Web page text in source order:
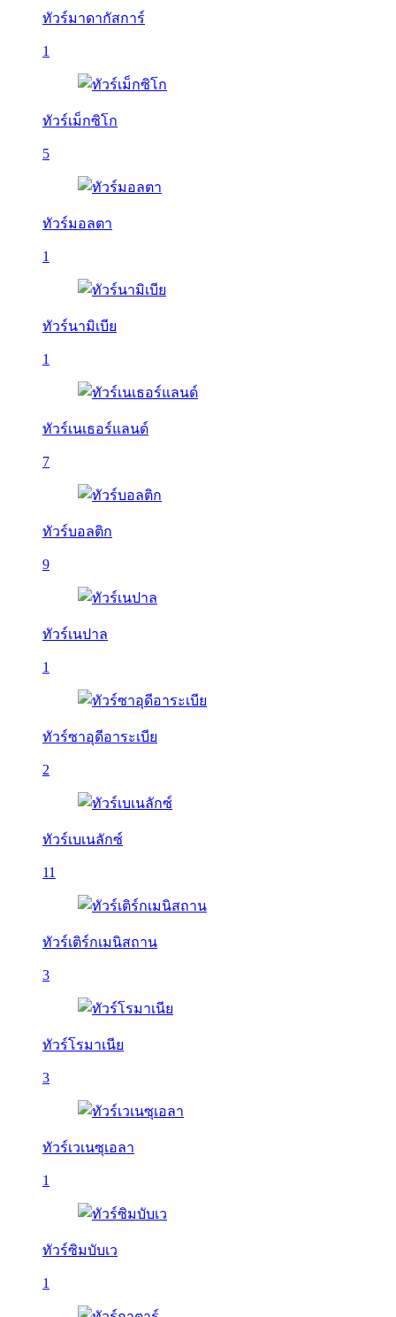
ทัวร์มาดากัสการ์
1
ทัวร์เม็กซิโก
5
ทัวร์มอลตา
1
ทัวร์นามิเบีย
1
ทัวร์เนเธอร์แลนด์
7
ทัวร์บอลติก
9
ทัวร์เนปาล
1
ทัวร์ซาอุดีอาระเบีย
2
ทัวร์เบเนลักซ์
11
ทัวร์เติร์กเมนิสถาน
3
ทัวร์โรมาเนีย
3
ทัวร์เวเนซุเอลา
1
ทัวร์ซิมบับเว
1